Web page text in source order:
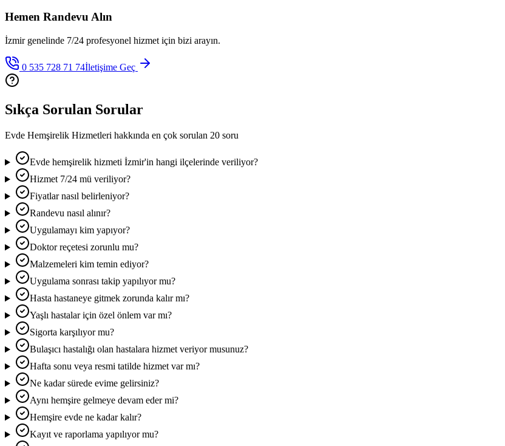
Hemen Randevu Alın
İzmir genelinde 7/24 profesyonel hizmet için bizi arayın.
0 535 728 71 74İletişime Geç
Sıkça Sorulan Sorular
Evde Hemşirelik Hizmetleri hakkında en çok sorulan 20 soru
Evde hemşirelik hizmeti İzmir'in hangi ilçelerinde veriliyor?
Hizmet 7/24 mü veriliyor?
Fiyatlar nasıl belirleniyor?
Randevu nasıl alınır?
Uygulamayı kim yapıyor?
Doktor reçetesi zorunlu mu?
Malzemeleri kim temin ediyor?
Uygulama sonrası takip yapılıyor mu?
Hasta hastaneye gitmek zorunda kalır mı?
Yaşlı hastalar için özel önlem var mı?
Sigorta karşılıyor mu?
Bulaşıcı hastalığı olan hastalara hizmet veriyor musunuz?
Hafta sonu veya resmi tatilde hizmet var mı?
Ne kadar sürede evime gelirsiniz?
Aynı hemşire gelmeye devam eder mi?
Hemşire evde ne kadar kalır?
Kayıt ve raporlama yapılıyor mu?